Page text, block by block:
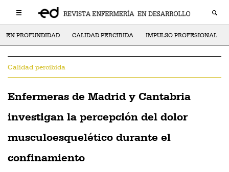
EN PROFUNDIDAD CALIDAD PERCIBIDA IMPULSO PROFESIONAL
Calidad percibida
Enfermeras de Madrid y Cantabria
investigan la percepción del dolor
musculoesquelético durante el
confinamiento